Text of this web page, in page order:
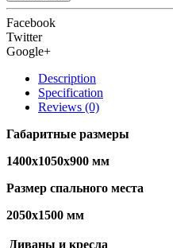
Facebook
Twitter
Google+
Description
Specification
Reviews (0)
Габаритные размеры
1400х1050х900 мм
Размер спального места
2050х1500 мм
Диваны и кресла